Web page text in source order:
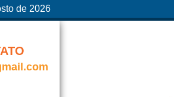
de 2026